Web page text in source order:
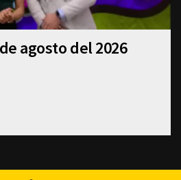
agosto del 2026